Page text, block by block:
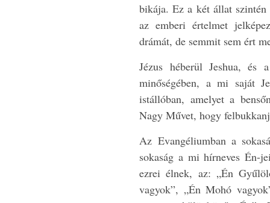
bikája. Ez a két állat
az emberi értelmet
drámát, de semmit sem ért
Jézus héberül Jeshua, és
minőségében, a mi saját
istállóban, amelyet a
Nagy Művet, hogy
Az Evangéliumban a
sokaság a mi hírneves Én-
ezrei élnek, az: „Én
vagyok”, „Én Mohó